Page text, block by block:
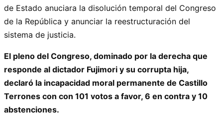
de Estado anuciara la disolución temporal del Congreso
de la República y anunciar la reestructuración del
sistema de justicia.
El pleno del Congreso, dominado por la derecha que
responde al dictador Fujimori y su corrupta hija,
declaró la incapacidad moral permanente de Castillo
Terrones con con 101 votos a favor, 6 en contra y 10
abstenciones.